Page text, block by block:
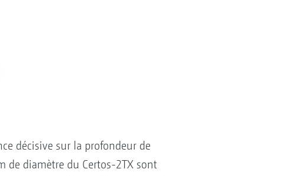
décisive sur la profondeur de
de diamètre du Certos-2TX sont